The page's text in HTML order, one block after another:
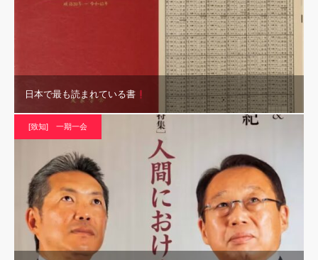
日本で最も読まれている書
[致知] 一期一会